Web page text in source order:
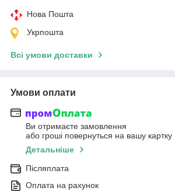
Нова Пошта
Укрпошта
Всі умови доставки
Умови оплати
Ви отримаєте замовлення
або гроші повернуться на вашу картку
Детальніше
Післяплата
Оплата на рахунок